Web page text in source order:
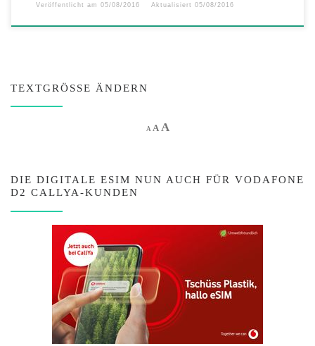
Veröffentlicht am 05/08/2016 Aktualisiert 05/08/2016
TEXTGRÖSSE ÄNDERN
A Decrease font size.
AReset font size.
AIncrease font size.
DIE DIGITALE ESIM NUN AUCH FÜR VODAFONE
D2 CALLYA-KUNDEN